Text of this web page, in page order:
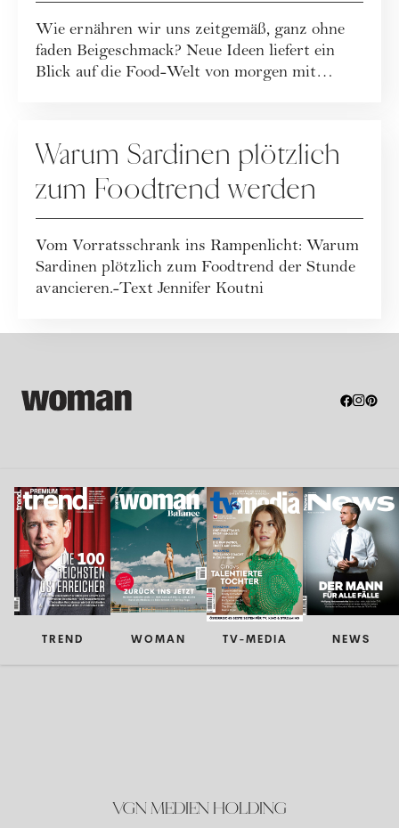
Ernährung
Wie ernähren wir uns zeitgemäß, ganz ohne
faden Beigeschmack? Neue Ideen liefert ein
Blick auf die Food-Welt von morgen mit
Warum Sardinen plötzlich
zum Foodtrend werden
Vom Vorratsschrank ins Rampenlicht: Warum
Sardinen plötzlich zum Foodtrend der Stunde
avancieren.-Text Jennifer Koutni
TREND WOMAN TV-MEDIA NEWS
VGN MEDIEN HOLDING